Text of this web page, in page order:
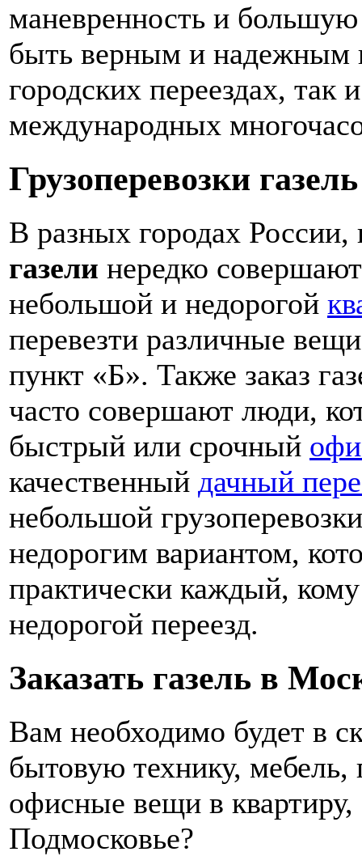
маневренность и
быть верным и надежным
городских переездах,
международных
Грузоперевозки газель
В разных городах
газели нередко
небольшой и недорогой
перевезти различные
пункт «Б». Также заказ
часто совершают люди,
быстрый или срочный
качественный дачный
небольшой
недорогим вариантом,
практически каждый,
недорогой переезд.
Заказать газель в
Вам необходимо будет в
бытовую технику,
офисные вещи в
Подмосковье?